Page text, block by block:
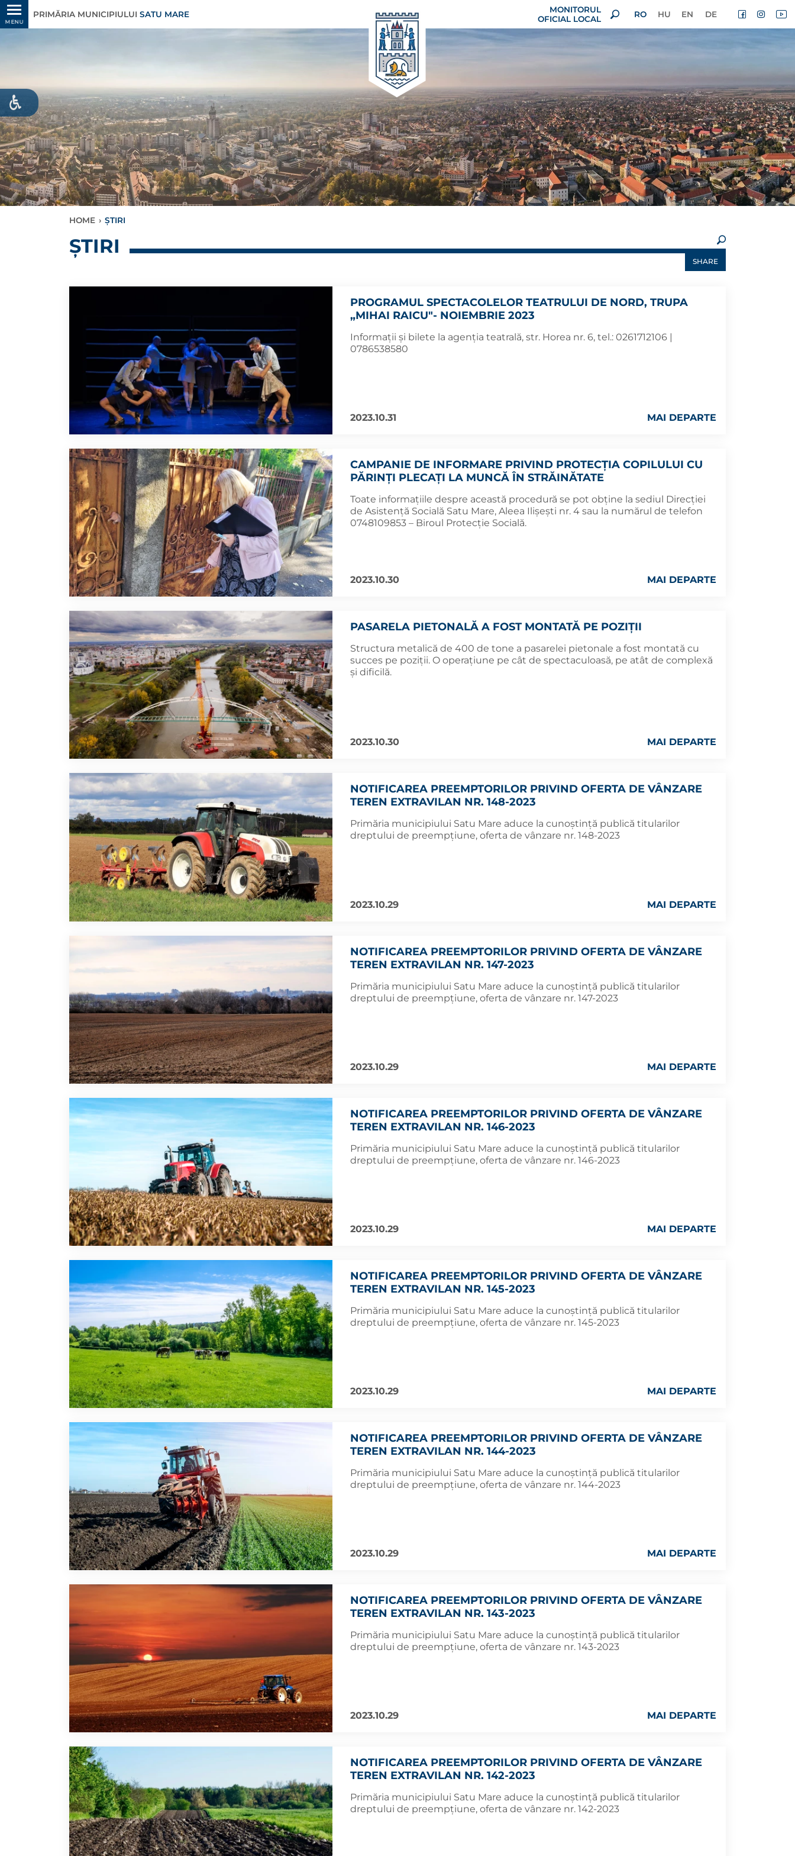
MENU
PRIMĂRIA MUNICIPIULUI SATU MARE
MONITORUL
OFICIAL LOCAL
RO HU EN DE
HOME › ȘTIRI
ȘTIRI
SHARE
PROGRAMUL SPECTACOLELOR TEATRULUI DE NORD, TRUPA
„MIHAI RAICU"- NOIEMBRIE 2023
Informații și bilete la agenția teatrală, str. Horea nr. 6, tel.: 0261712106 |
0786538580
2023.10.31 MAI DEPARTE
CAMPANIE DE INFORMARE PRIVIND PROTECȚIA COPILULUI CU
PĂRINȚI PLECAȚI LA MUNCĂ ÎN STRĂINĂTATE
Toate informațiile despre această procedură se pot obține la sediul Direcției
de Asistență Socială Satu Mare, Aleea Ilișești nr. 4 sau la numărul de telefon
0748109853 – Biroul Protecție Socială.
2023.10.30 MAI DEPARTE
PASARELA PIETONALĂ A FOST MONTATĂ PE POZIȚII
Structura metalică de 400 de tone a pasarelei pietonale a fost montată cu
succes pe poziții. O operațiune pe cât de spectaculoasă, pe atât de complexă
și dificilă.
2023.10.30 MAI DEPARTE
NOTIFICAREA PREEMPTORILOR PRIVIND OFERTA DE VÂNZARE
TEREN EXTRAVILAN NR. 148-2023
Primăria municipiului Satu Mare aduce la cunoștință publică titularilor
dreptului de preempțiune, oferta de vânzare nr. 148-2023
2023.10.29 MAI DEPARTE
NOTIFICAREA PREEMPTORILOR PRIVIND OFERTA DE VÂNZARE
TEREN EXTRAVILAN NR. 147-2023
Primăria municipiului Satu Mare aduce la cunoștință publică titularilor
dreptului de preempțiune, oferta de vânzare nr. 147-2023
2023.10.29 MAI DEPARTE
NOTIFICAREA PREEMPTORILOR PRIVIND OFERTA DE VÂNZARE
TEREN EXTRAVILAN NR. 146-2023
Primăria municipiului Satu Mare aduce la cunoștință publică titularilor
dreptului de preempțiune, oferta de vânzare nr. 146-2023
2023.10.29 MAI DEPARTE
NOTIFICAREA PREEMPTORILOR PRIVIND OFERTA DE VÂNZARE
TEREN EXTRAVILAN NR. 145-2023
Primăria municipiului Satu Mare aduce la cunoștință publică titularilor
dreptului de preempțiune, oferta de vânzare nr. 145-2023
2023.10.29 MAI DEPARTE
NOTIFICAREA PREEMPTORILOR PRIVIND OFERTA DE VÂNZARE
TEREN EXTRAVILAN NR. 144-2023
Primăria municipiului Satu Mare aduce la cunoștință publică titularilor
dreptului de preempțiune, oferta de vânzare nr. 144-2023
2023.10.29 MAI DEPARTE
NOTIFICAREA PREEMPTORILOR PRIVIND OFERTA DE VÂNZARE
TEREN EXTRAVILAN NR. 143-2023
Primăria municipiului Satu Mare aduce la cunoștință publică titularilor
dreptului de preempțiune, oferta de vânzare nr. 143-2023
2023.10.29 MAI DEPARTE
NOTIFICAREA PREEMPTORILOR PRIVIND OFERTA DE VÂNZARE
TEREN EXTRAVILAN NR. 142-2023
Primăria municipiului Satu Mare aduce la cunoștință publică titularilor
dreptului de preempțiune, oferta de vânzare nr. 142-2023